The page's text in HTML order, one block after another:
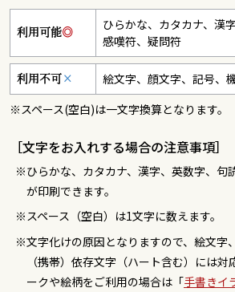
利用可能◎
ひらかな、カタカナ、漢
感嘆符、疑問符
利用不可 ×
絵文字、顔文字、記号、
※スペース(空白)は一文字換算となります。
［文字をお入れする場合の注意事項］
ひらかな、カタカナ、漢字、英数字、句
が印刷できます。
スペース（空白）は1文字に数えます。
文字化けの原因となりますので、絵文字
（携帯）依存文字（ハート含む）には
ークや絵柄をご利用の場合は「手書きイ